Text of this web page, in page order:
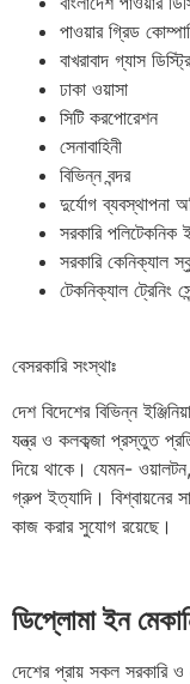
পাওয়ার গ্রিড
বাখরাবাদ গ্যাস
ঢাকা ওয়াসা
সিটি করপোরেশন
সেনাবাহিনী
বিভিন্ন বন্দর
দুর্যোগ ব্যবস্থাপনা
সরকারি পলিটেকনিক
সরকারি কেনিক্যাল
টেকনিক্যাল ট্রেনিং
বেসরকারি সংস্থাঃ
দেশ বিদেশের বিভিন্ন
যন্ত্র ও কলকব্জা প্রস্তুত
দিয়ে থাকে। যেমন-
গ্রুপ ইত্যাদি। বিশ্বায়নের
কাজ করার সুযোগ রয়েছে।
ডিপ্লোমা ইন
দেশের প্রায় সকল সরকারি ও